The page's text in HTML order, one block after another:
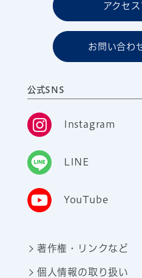
アクセ
お問い合わ
公式SNS
Instagram
LINE
YouTube
著作権・リンクなど
個人情報の取り扱い